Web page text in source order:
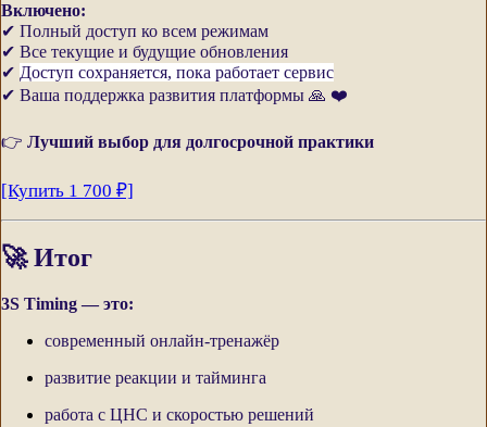
Включено:
✔ Полный доступ ко всем режимам
✔ Все текущие и будущие обновления
✔ Доступ сохраняется, пока работает сервис
✔ Ваша поддержка развития платформы 🙏 ❤️
👉 Лучший выбор для долгосрочной практики
[Купить 1 700 ₽]
🚀 Итог
3S Timing — это:
современный онлайн-тренажёр
развитие реакции и тайминга
работа с ЦНС и скоростью решений